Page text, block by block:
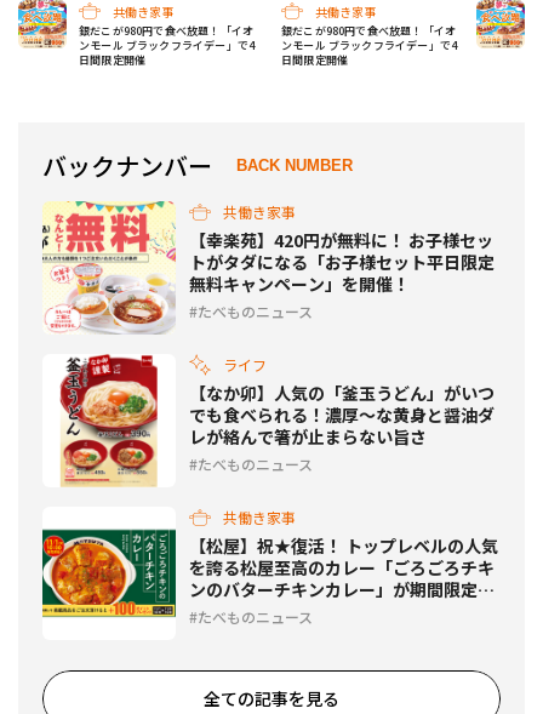
共働き家事
銀だこが980円で食べ放題！「イオ
ンモール ブラックフライデー」で4
日間限定開催
共働き家事
銀だこが980円で食べ放題！「イオ
ンモール ブラックフライデー」で4
日間限定開催
バックナンバー BACK NUMBER
共働き家事
【幸楽苑】420円が無料に！ お子様セッ
トがタダになる「お子様セット平日限定
無料キャンペーン」を開催！
たべものニュース
ライフ
【なか卯】人気の「釜玉うどん」がいつ
でも食べられる！濃厚～な黄身と醤油ダ
レが絡んで箸が止まらない旨さ
たべものニュース
共働き家事
【松屋】祝★復活！ トップレベルの人気
を誇る松屋至高のカレー「ごろごろチキ
ンのバターチキンカレー」が期間限定で
登場！
たべものニュース
全ての記事を見る